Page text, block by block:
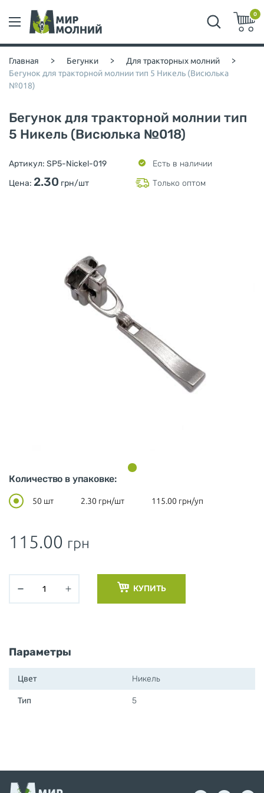
0
Главная > Бегунки > Для тракторных молний >
Бегунок для тракторной молнии тип 5 Никель (Висюлька
№018)
Бегунок для тракторной молнии тип
5 Никель (Висюлька №018)
Артикул: SP5-Nickel-019
Есть в наличии
Цена: 2.30 грн/шт Только оптом
Количество в упаковке:
50 шт 2.30 грн/шт 115.00 грн/уп
115.00 грн
КУПИТЬ
Параметры
Цвет Никель
Тип 5